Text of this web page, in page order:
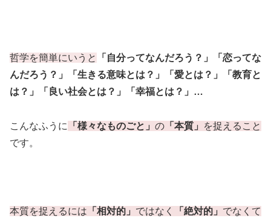
哲学を簡単にいうと
「自分ってなんだろう？」「恋ってな
んだろう？」「生きる意味とは？」「愛とは？」「教育と
は？」「良い社会とは？」「幸福とは？」…
こんなふうに 「様々なものごと」 の 「本質」
を捉えること
です。
本質を捉えるには 「相対的」 ではなく 「絶対的」 でなくて